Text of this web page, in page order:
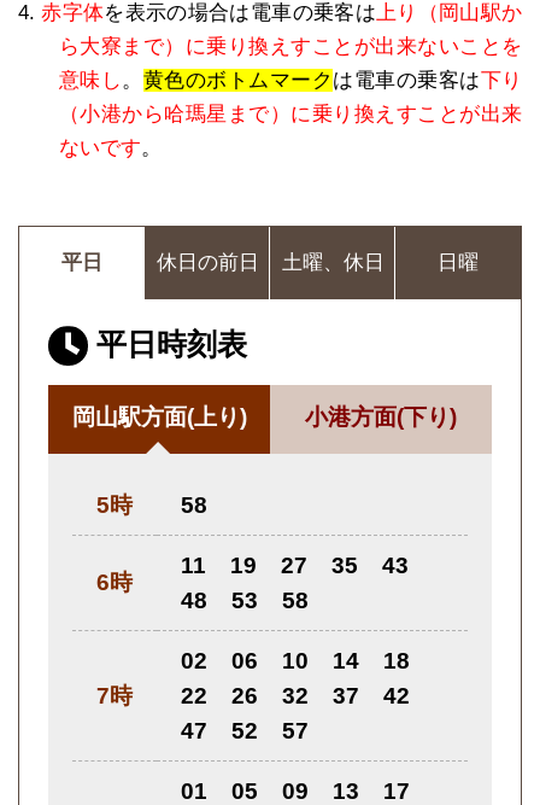
4.赤字体を表示の場合は電車の乗客は上り（岡山駅か
ら大寮まで）に乗り換えすことが出来ないことを
意味し。 黄色のボトムマーク は電車の乗客は下り
（小港から哈瑪星まで）に乗り換えすことが出来
ないです。
平日 休日の前日 土曜、休日 日曜
平日時刻表
岡山駅方面(上り)
5時 58
6時
11 19 27 35
43
48
53 58
7時
02 06 10 14
18
22
26 32 37
42
47
52 57
01 05 09 13
17
小港方面(下り)